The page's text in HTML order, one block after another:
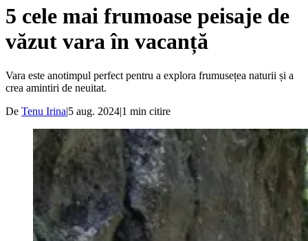
5 cele mai frumoase peisaje de
văzut vara în vacanță
Vara este anotimpul perfect pentru a explora frumusețea naturii și a
crea amintiri de neuitat.
De Tenu Irina|5 aug. 2024|1 min citire